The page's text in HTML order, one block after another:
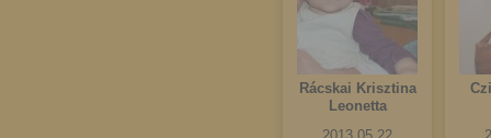
Rácskai Krisztina
Leonetta